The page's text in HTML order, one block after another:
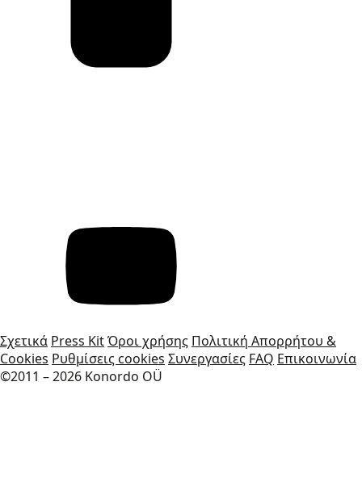
Σχετικά Press KitΌροι χρήσης Πολιτική Απορρήτου &
Cookies Ρυθμίσεις cookies Συνεργασίες FAQ Επικοινωνία
©2011 – 2026 Konordo OÜ